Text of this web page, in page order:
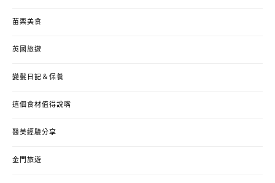
苗栗美食
英國旅遊
變髮日記＆保養
這個食材值得說嘴
醫美經驗分享
金門旅遊